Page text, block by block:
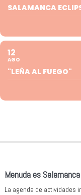
SALAMANCA
12
AGO
"LEÑA AL FUEGO"
Menuda es Salamanca
La agenda de actividades